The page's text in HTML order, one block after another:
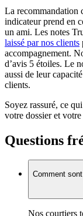
La recommandation
indicateur prend en
un ami. Les notes
laissé par nos clients
accompagnement.
d’avis 5 étoiles. Le
aussi de leur
clients.
Soyez rassuré, ce
votre dossier et
Questions
Comment
Nos courtiers